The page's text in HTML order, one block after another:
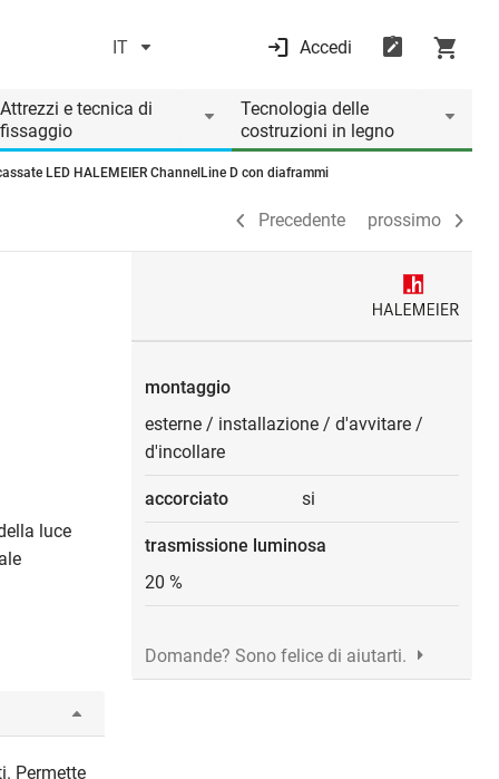
IT Accedi
Attrezzi e tecnica di
fissaggio
Tecnologia delle
costruzioni in legno
LED HALEMEIER ChannelLine D con diaframmi
Precedente prossimo
Precedente prossimo
luce
Permette
montaggio
esterne / installazione / d'avvitare /
d'incollare
accorciato si
trasmissione luminosa
20 %
Domande? Sono felice di aiutarti.